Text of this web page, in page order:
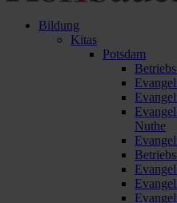
Bildung
Kitas
Potsdam
Nuthe